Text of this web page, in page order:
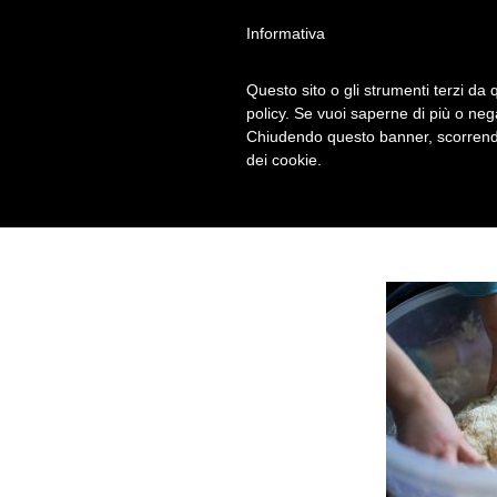
DOUGH-
Informativa
Questo sito o gli strumenti terzi da
policy. Se vuoi saperne di più o
Chiudendo questo banner,
dei cookie.